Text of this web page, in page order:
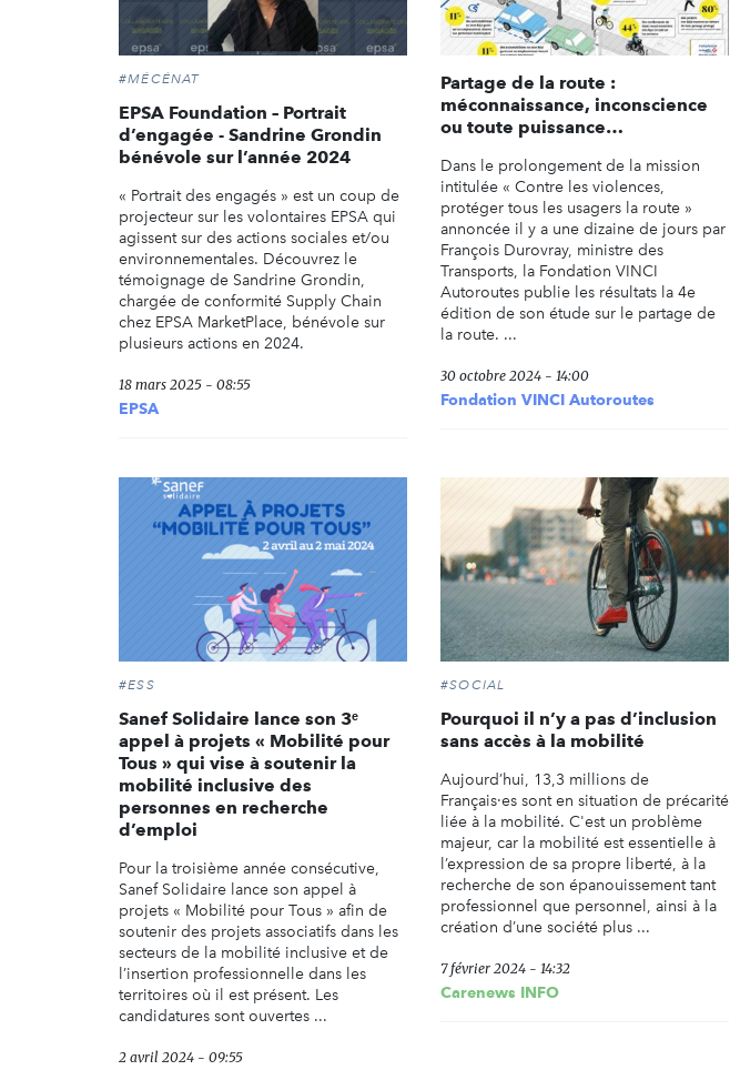
#MÉCÉNAT
EPSA Foundation – Portrait
d’engagée - Sandrine Grondin
bénévole sur l’année 2024
« Portrait des engagés » est un coup de
projecteur sur les volontaires EPSA qui
agissent sur des actions sociales et/ou
environnementales. Découvrez le
témoignage de Sandrine Grondin,
chargée de conformité Supply Chain
chez EPSA MarketPlace, bénévole sur
plusieurs actions en 2024.
18 mars 2025 - 08:55
EPSA
Partage de la route :
méconnaissance, inconscience
ou toute puissance…
Dans le prolongement de la mission
intitulée « Contre les violences,
protéger tous les usagers la route »
annoncée il y a une dizaine de jours par
François Durovray, ministre des
Transports, la Fondation VINCI
Autoroutes publie les résultats la 4e
édition de son étude sur le partage de
la route. ...
30 octobre 2024 - 14:00
Fondation VINCI Autoroutes
#ESS
Sanef Solidaire lance son 3ᵉ
appel à projets « Mobilité pour
Tous » qui vise à soutenir la
mobilité inclusive des
personnes en recherche
d’emploi
Pour la troisième année consécutive,
Sanef Solidaire lance son appel à
projets « Mobilité pour Tous » afin de
soutenir des projets associatifs dans les
secteurs de la mobilité inclusive et de
l’insertion professionnelle dans les
territoires où il est présent. Les
candidatures sont ouvertes ...
2 avril 2024 - 09:55
#SOCIAL
Pourquoi il n’y a pas d’inclusion
sans accès à la mobilité
Aujourd’hui, 13,3 millions de
Français·es sont en situation de précarité
liée à la mobilité. C'est un problème
majeur, car la mobilité est essentielle à
l’expression de sa propre liberté, à la
recherche de son épanouissement tant
professionnel que personnel, ainsi à la
création d’une société plus ...
7 février 2024 - 14:32
Carenews INFO